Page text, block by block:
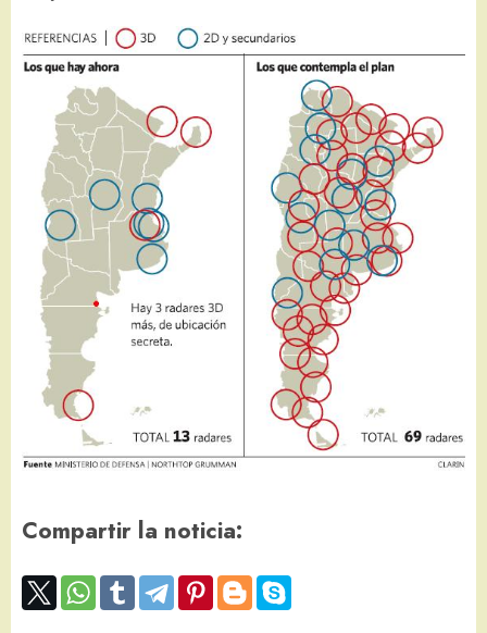
Compartir la noticia: